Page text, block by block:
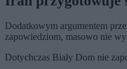
Dodatkowym argumentem
zapowiedziom, masowo nie
Dotychczas Biały Dom nie